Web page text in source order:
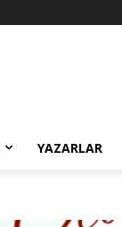
YAZARLAR